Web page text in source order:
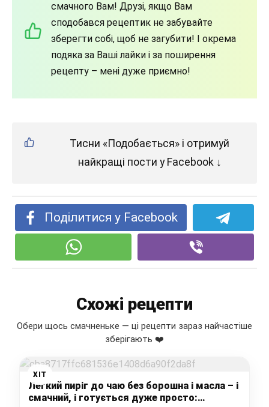
смачного Вам! Друзі, якщо Вам
сподобався рецептик не забувайте
зберегти собі, щоб не загубити! І окрема
подяка за Ваші лайки і за поширення
рецепту – мені дуже приємно!
Тисни «Подобається» і отримуй
найкращі пости у Facebook ↓
Поділитися у Facebook
Схожі рецепти
Обери щось смачненьке — ці рецепти зараз найчастіше
зберігають ❤️
ХІТ
Легкий пиріг до чаю без борошна і масла – і
смачний, і готується дуже просто: